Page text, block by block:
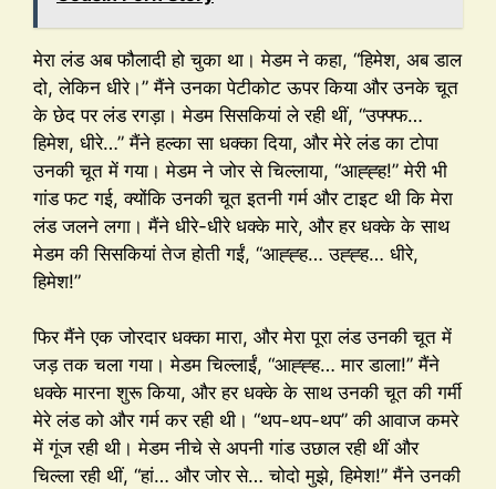
मेरा लंड अब फौलादी हो चुका था। मेडम ने कहा, “हिमेश, अब डाल
दो, लेकिन धीरे।” मैंने उनका पेटीकोट ऊपर किया और उनके चूत
के छेद पर लंड रगड़ा। मेडम सिसकियां ले रही थीं, “उफ्फ्फ…
हिमेश, धीरे…” मैंने हल्का सा धक्का दिया, और मेरे लंड का टोपा
उनकी चूत में गया। मेडम ने जोर से चिल्लाया, “आह्ह्ह!” मेरी भी
गांड फट गई, क्योंकि उनकी चूत इतनी गर्म और टाइट थी कि मेरा
लंड जलने लगा। मैंने धीरे-धीरे धक्के मारे, और हर धक्के के साथ
मेडम की सिसकियां तेज होती गईं, “आह्ह्ह… उह्ह्ह… धीरे,
हिमेश!”
फिर मैंने एक जोरदार धक्का मारा, और मेरा पूरा लंड उनकी चूत में
जड़ तक चला गया। मेडम चिल्लाईं, “आह्ह्ह… मार डाला!” मैंने
धक्के मारना शुरू किया, और हर धक्के के साथ उनकी चूत की गर्मी
मेरे लंड को और गर्म कर रही थी। “थप-थप-थप” की आवाज कमरे
में गूंज रही थी। मेडम नीचे से अपनी गांड उछाल रही थीं और
चिल्ला रही थीं, “हां… और जोर से… चोदो मुझे, हिमेश!” मैंने उनकी